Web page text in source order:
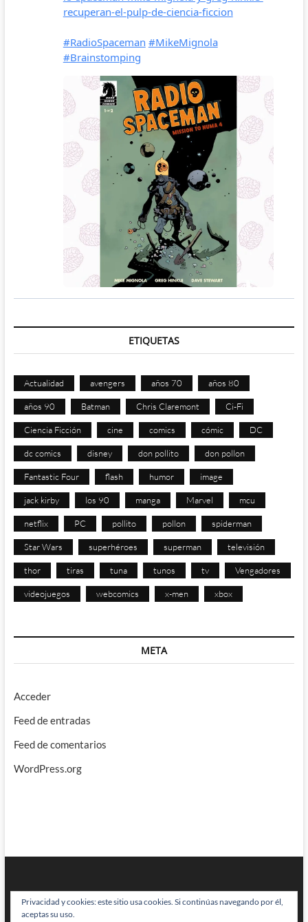
ETIQUETAS
Actualidad avengers años 70 años 80
años 90 Batman Chris Claremont Ci-Fi
Ciencia Ficción cine comics cómic DC
dc comics disney don pollito don pollon
Fantastic Four flash humor image
jack kirby los 90 manga Marvel mcu
netflix PC pollito pollon spiderman
Star Wars superhéroes superman televisión
thor tiras tuna tunos tv Vengadores
videojuegos webcomics x-men xbox
META
Acceder
Feed de entradas
Feed de comentarios
WordPress.org
Privacidad y cookies: este sitio usa cookies. Si continúas navegando por él,
aceptas su uso.